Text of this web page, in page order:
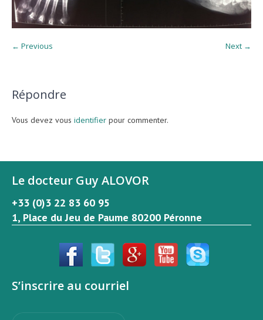
← Previous Next →
Répondre
Vous devez vous identifier pour commenter.
Le docteur Guy ALOVOR
+33 (0)3 22 83 60 95
1, Place du Jeu de Paume 80200 Péronne
S’inscrire au courriel